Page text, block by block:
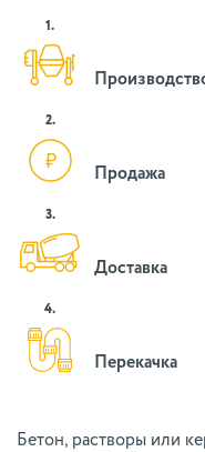
1.
2.
Продажа
3.
Доставка
4.
Перекачка
Бетон, растворы или